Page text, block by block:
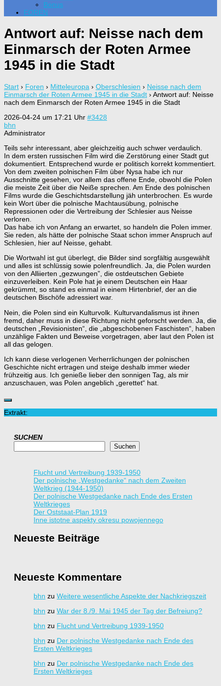
Bonus
FOREN
Antwort auf: Neisse nach dem
Einmarsch der Roten Armee
1945 in die Stadt
Start › Foren › Mitteleuropa › Oberschlesien › Neisse nach dem
Einmarsch der Roten Armee 1945 in die Stadt › Antwort auf: Neisse
nach dem Einmarsch der Roten Armee 1945 in die Stadt
2026-04-24 um 17:21 Uhr #3428
bhn
Administrator
Teils sehr interessant, aber gleichzeitig auch schwer verdaulich.
In dem ersten russischen Film wird die Zerstörung einer Stadt gut
dokumentiert. Entsprechend wurde er politisch korrekt kommentiert.
Von dem zweiten polnischen Film über Nysa habe ich nur
Ausschnitte gesehen, vor allem das offene Ende, obwohl die Polen
die meiste Zeit über die Neiße sprechen. Am Ende des polnischen
Films wurde die Geschichtsdarstellung jäh unterbrochen. Es wurde
kein Wort über die polnische Machtausübung, polnische
Repressionen oder die Vertreibung der Schlesier aus Neisse
verloren.
Das habe ich von Anfang an erwartet, so handeln die Polen immer.
Sie reden, als hätte der polnische Staat schon immer Anspruch auf
Schlesien, hier auf Neisse, gehabt.
Die Wortwahl ist gut überlegt, die Bilder sind sorgfältig ausgewählt
und alles ist schlüssig sowie polenfreundlich. Ja, die Polen wurden
von den Alliierten „gezwungen”, die ostdeutschen Gebiete
einzuverleiben. Kein Pole hat je einem Deutschen ein Haar
gekrümmt, so stand es einmal in einem Hirtenbrief, der an die
deutschen Bischöfe adressiert war.
Nein, die Polen sind ein Kulturvolk. Kulturvandalismus ist ihnen
fremd, daher muss in diese Richtung nicht geforscht werden. Ja, die
deutschen „Revisionisten“, die „abgeschobenen Faschisten“, haben
unzählige Fakten und Beweise vorgetragen, aber laut den Polen ist
all das gelogen.
Ich kann diese verlogenen Verherrlichungen der polnischen
Geschichte nicht ertragen und steige deshalb immer wieder
frühzeitig aus. Ich genieße lieber den sonnigen Tag, als mir
anzuschauen, was Polen angeblich „gerettet“ hat.
Extrakt:
SUCHEN
Suchen
Flucht und Vertreibung 1939-1950
Der polnische „Westgedanke“ nach dem Zweiten
Weltkrieg (1944-1950)
Der polnische Westgedanke nach Ende des Ersten
Weltkrieges
Der Oststaat-Plan 1919
Inne istotne aspekty okresu powojennego
Neueste Beiträge
Neueste Kommentare
bhn zu Weitere wesentliche Aspekte der Nachkriegszeit
bhn zu War der 8./9. Mai 1945 der Tag der Befreiung?
bhn zu Flucht und Vertreibung 1939-1950
bhn zu Der polnische Westgedanke nach Ende des
Ersten Weltkrieges
bhn zu Der polnische Westgedanke nach Ende des
Ersten Weltkrieges